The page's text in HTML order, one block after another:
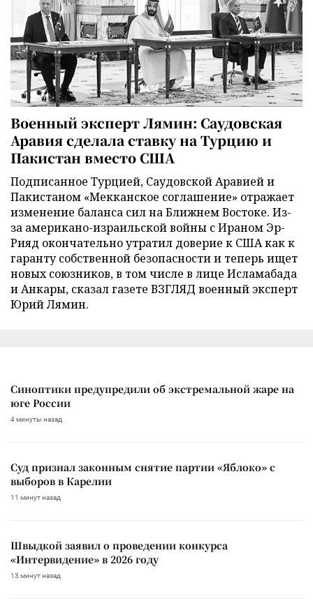
Военный эксперт Лямин: Саудовская
Аравия сделала ставку на Турцию и
Пакистан вместо США
Подписанное Турцией, Саудовской Аравией и
Пакистаном «Мекканское соглашение» отражает
изменение баланса сил на Ближнем Востоке. Из-
за американо-израильской войны с Ираном Эр-
Рияд окончательно утратил доверие к США как к
гаранту собственной безопасности и теперь ищет
новых союзников, в том числе в лице Исламабада
и Анкары, сказал газете ВЗГЛЯД военный эксперт
Юрий Лямин.
Синоптики предупредили об экстремальной жаре на
юге России
4 минуты назад
Суд признал законным снятие партии «Яблоко» с
выборов в Карелии
11 минут назад
Швыдкой заявил о проведении конкурса
«Интервидение» в 2026 году
13 минут назад